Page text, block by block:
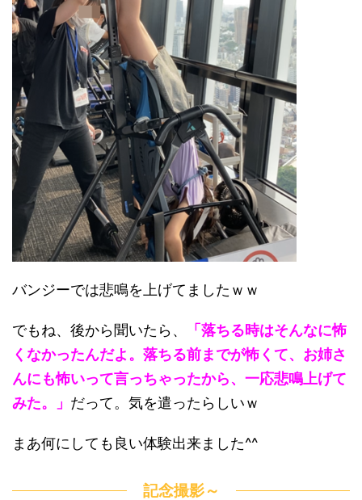
バンジーでは悲鳴を上げてましたｗｗ
でもね、後から聞いたら、
「落ちる時はそんなに怖
くなかったんだよ。落ちる前までが怖くて、お姉さ
んにも怖いって言っちゃったから、一応悲鳴上げて
みた。」 だって。気を遣ったらしいｗ
まあ何にしても良い体験出来ました^^
記念撮影～